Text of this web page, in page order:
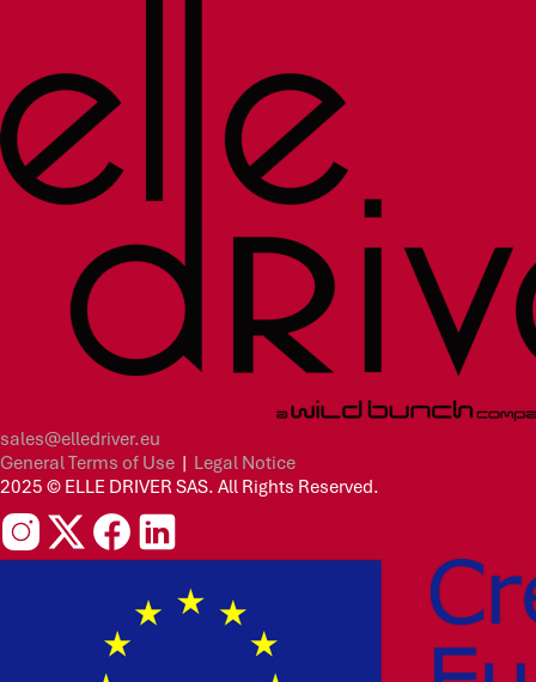
sales@elledriver.eu
General Terms of Use | Legal Notice
2025 © ELLE DRIVER SAS. All Rights Reserved.